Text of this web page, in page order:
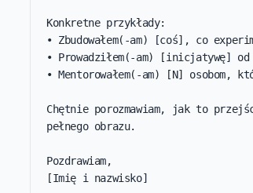
Konkretne przykłady:
• Zbudowałem(-am) [coś], co
• Prowadziłem(-am) [inicjatywę]
• Mentorowałem(-am) [N] osobom,
Chętnie porozmawiam, jak to
pełnego obrazu.
Pozdrawiam,
[Imię i nazwisko]